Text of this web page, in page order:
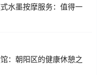
水墨按摩服务：值得一
：朝阳区的健康休憩之